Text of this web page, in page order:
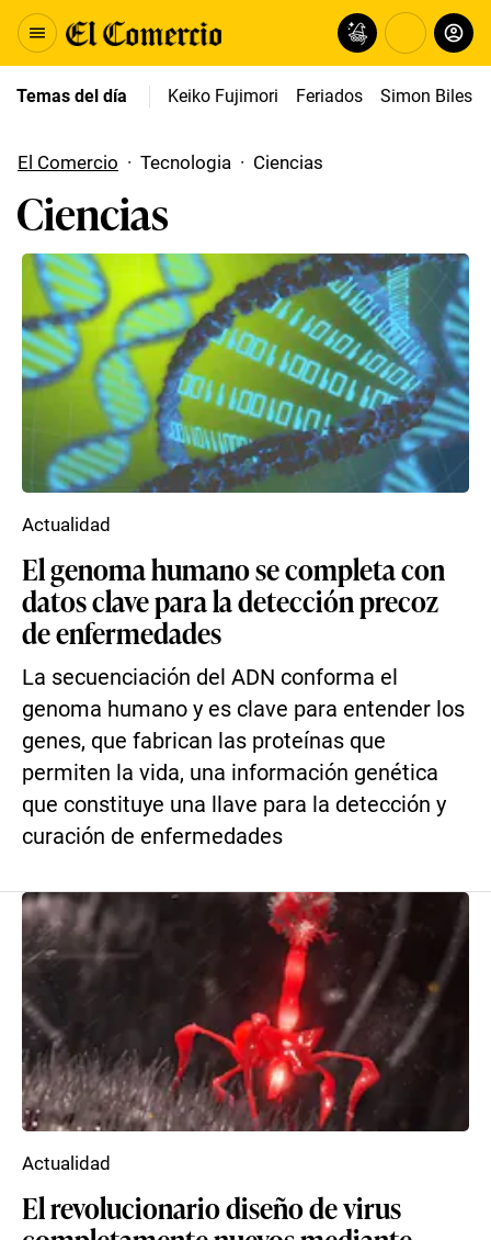
Temas del día Keiko Fujimori Feriados Simon Biles
El Comercio · Tecnologia · Ciencias
Ciencias
El genoma humano se completa con
datos clave para la detección precoz
de enfermedades
La secuenciación del ADN conforma el
genoma humano y es clave para entender los
genes, que fabrican las proteínas que
permiten la vida, una información genética
que constituye una llave para la detección y
curación de enfermedades
Actualidad
El revolucionario diseño de virus
Actualidad